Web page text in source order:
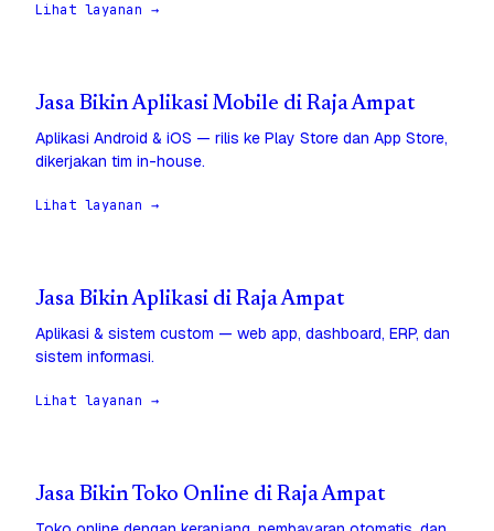
Lihat layanan →
Jasa Bikin Aplikasi Mobile di Raja Ampat
Aplikasi Android & iOS — rilis ke Play Store dan App Store,
dikerjakan tim in-house.
Lihat layanan →
Jasa Bikin Aplikasi di Raja Ampat
Aplikasi & sistem custom — web app, dashboard, ERP, dan
sistem informasi.
Lihat layanan →
Jasa Bikin Toko Online di Raja Ampat